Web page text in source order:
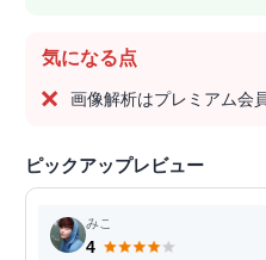
気になる点
画像解析はプレミアム会
ピックアップレビュー
みこ
4